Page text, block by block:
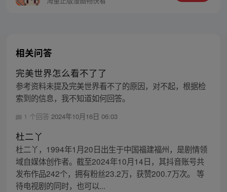
相关问答
完美世界怎么看不了了
参考资料未提及完美世界看不了的原因，对不起，根据检
索到的信息，我不知道如何回答。
1 个回答 2024年10月16日 06:03
杜二丫
杜二丫，1994年1月20日出生于中国福建福州，是剧情领
域自媒体创作者。截至2024年10月14日，其抖音账号共
发布作品242个，拥有粉丝23.2万，获赞200.7万次。 等
待电视剧的同时，也可以...